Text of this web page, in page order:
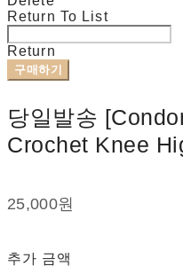
Return To List
Return
구매하기
당일발송
Crochet Knee
25,000원
추가 금액